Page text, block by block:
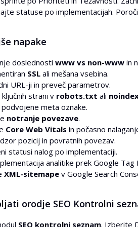
statuse po implementacijah.
napake
doslednosti www vs non-www in
SSL ali mešana vsebina.
URL-ji in preveč parametrov.
strani v robots.txt ali
meta oznake.
notranje povezave.
Core Web Vitals in počasno
pozicij in povratnih povezav.
statusi nalog po implementaciji.
analitike prek Google Tag
XML-sitemape v Google Search
orodje SEO Kontrolni
SEO kontrolni seznam. Izberite